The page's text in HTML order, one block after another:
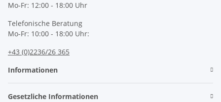
Mo-Fr: 12:00 - 18:00 Uhr
Telefonische Beratung
Mo-Fr: 10:00 - 18:00 Uhr:
+43 (0)2236/26 365
Informationen
Gesetzliche Informationen